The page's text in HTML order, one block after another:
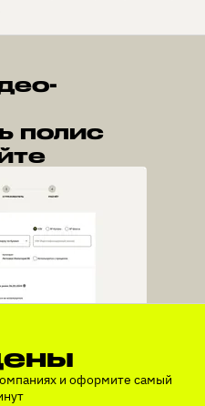
полис
и оформите самый